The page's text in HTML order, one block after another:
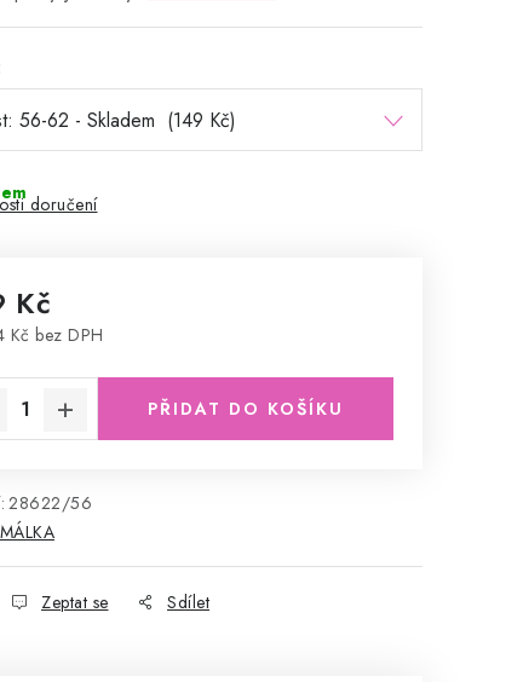
doručení
Kč
Kč bez DPH
PŘIDAT DO KOŠÍKU
28622/56
Zeptat se Sdílet